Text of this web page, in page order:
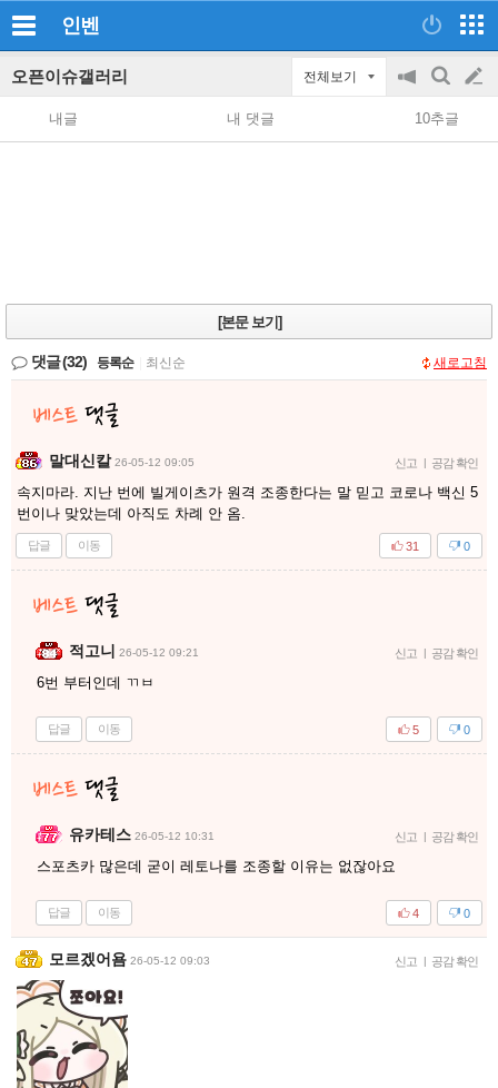
인벤
오픈이슈갤러리 전체보기
공
지
on/off
검
색
글
쓰
내글 내 댓글 10추글
[본문 보기]
댓글(32) 등록순 최신순 새로고침
말대신칼 26-05-12 09:05 신고 | 공감 확인
속지마라. 지난 번에 빌게이츠가 원격 조종한다는 말 믿고 코로나 백신 5
번이나 맞았는데 아직도 차례 안 옴.
답글 이동 0
31
적고니 26-05-12 09:21 신고 | 공감 확인
6번 부터인데 ㄲㅂ
답글 이동 0
5
유카테스 26-05-12 10:31 신고 | 공감 확인
스포츠카 많은데 굳이 레토나를 조종할 이유는 없잖아요
답글 이동 0
4
모르겠어욤 26-05-12 09:03 신고 | 공감 확인